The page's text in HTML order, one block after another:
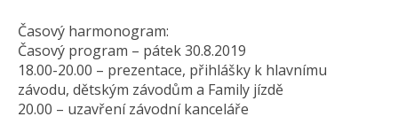
Časový harmonogram:
Časový program – pátek 30.8.2019
18.00-20.00 – prezentace, přihlášky k hlavnímu
závodu, dětským závodům a Family jízdě
20.00 – uzavření závodní kanceláře